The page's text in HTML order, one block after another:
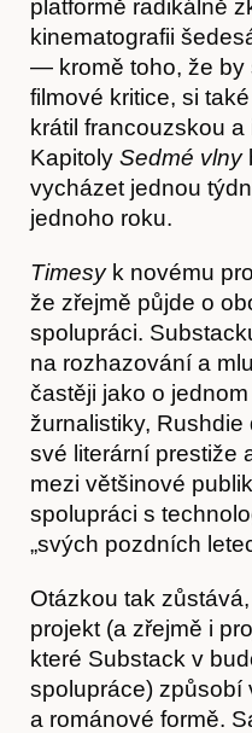
platformě radikálně
kinematografii
— kromě toho, že by
filmové kritice, si
krátil francouzskou
Kapitoly Sedmé vlny
vycházet jednou
jednoho roku.
Timesyk novému
že zřejmě půjde o
spolupráci.
na rozhazování a
častěji jako o
žurnalistiky, Rushdie
své literární prestiže
mezi většinové
spolupráci s
„svých pozdních
Otázkou tak
projekt (a zřejmě i
které Substack v
spolupráce) způsobí
a románové formě.